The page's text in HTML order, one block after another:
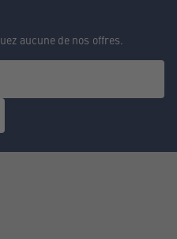
aucune de nos offres.